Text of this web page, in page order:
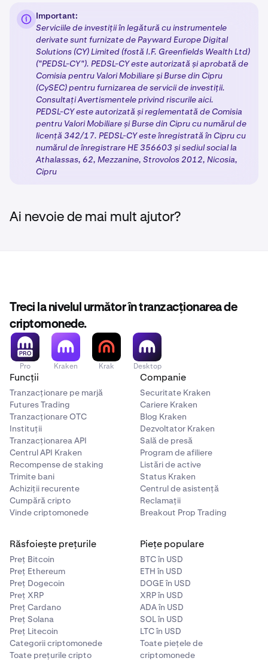
entitate reglementată.
proces simplificat pentru a accesa produsele
reglementate MiFID II:
Crearea și verificarea contului:Finalizați procesul
standard de înregistrareKraken, inclusivverificarea
de Nivel 3 sau Nivel 4.
Chestionar și informații fiscale:Dacă selectați
produse licențiate MiFID II, vi se va solicita să
completați chestionarul de adecvare și să furnizați
TIN-ul dumneavoastră.
Activați produsele:După ce finalizați pașii necesari,
produsele alese de dumneavoastră vor fi deblocate
Important:
Serviciile de investiții în legătură cu instrumentele
derivate sunt furnizate de Payward Europe Digital
Solutions (CY) Limited (fostă I.F. Greenfields Wealth Ltd)
("PEDSL-CY"). PEDSL-CY este autorizată și aprobată de
Comisia pentru Valori Mobiliare și Burse din Cipru
(CySEC) pentru furnizarea de servicii de investiții.
Consultați Avertismentele privind riscurile aici.
PEDSL-CY este autorizată și reglementată de Comisia
pentru Valori Mobiliare și Burse din Cipru cu numărul de
licență 342/17. PEDSL-CY este înregistrată în Cipru cu
numărul de înregistrare HE 356603 și sediul social la
Athalassas, 62, Mezzanine, Strovolos 2012, Nicosia,
Cipru
Ai nevoie de mai mult ajutor?
Treci la nivelul următor în tranzacționarea de
criptomonede.
Pro Kraken Krak Desktop
Funcții
Tranzacționare pe marjă
Futures Trading
Tranzacționare OTC
Instituții
Tranzacționarea API
Centrul API Kraken
Recompense de staking
Trimite bani
Achiziții recurente
Cumpără cripto
Vinde criptomonede
Companie
Securitate Kraken
Cariere Kraken
Blog Kraken
Dezvoltator Kraken
Sală de presă
Program de afiliere
Listări de active
Status Kraken
Centrul de asistență
Reclamații
Breakout Prop Trading
Răsfoiește prețurile
Preț Bitcoin
Preț Ethereum
Preț Dogecoin
Preț XRP
Preț Cardano
Preț Solana
Preț Litecoin
Categorii criptomonede
Toate prețurile cripto
Piețe populare
BTC în USD
ETH în USD
DOGE în USD
XRP în USD
ADA în USD
SOL în USD
LTC în USD
Toate piețele de
criptomonede